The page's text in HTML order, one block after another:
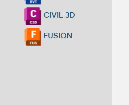
CIVIL 3D
FUSION